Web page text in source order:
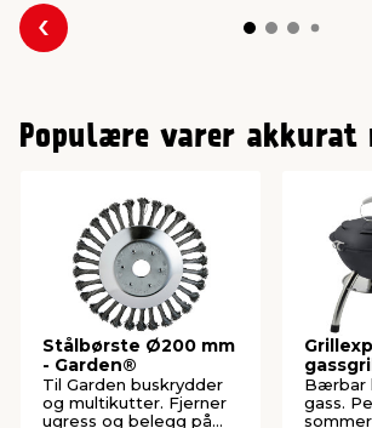
Forrige
Populære varer akkurat
Stålbørste Ø200 mm
- Garden®
Til Garden buskrydder
og multikutter. Fjerner
ugress og belegg på
Bærbar
gass.